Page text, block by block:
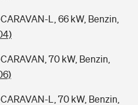
L, 66 kW, Benzin,
70 kW, Benzin,
L, 70 kW, Benzin,